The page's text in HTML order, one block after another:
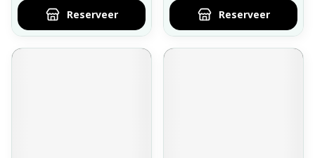
Reserveer Reserveer